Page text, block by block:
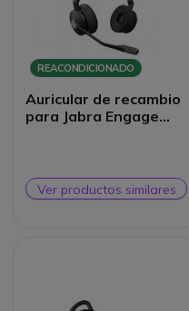
REACONDICIONADO
Auricular de recambio
para Jabra Engage
Ver productos similares